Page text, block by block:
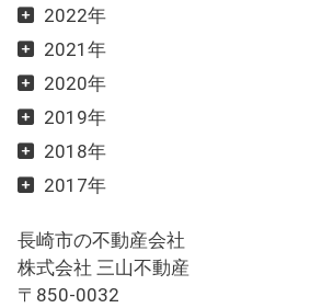
2022年
2021年
2020年
2019年
2018年
2017年
長崎市の不動産会社
株式会社 三山不動産
〒850-0032